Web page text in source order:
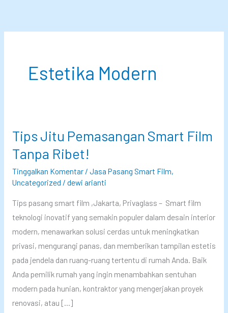
konten
Estetika Modern
Tips Jitu Pemasangan Smart Film
Tanpa Ribet!
Tinggalkan Komentar / Jasa Pasang Smart Film,
Uncategorized / dewi arianti
Tips pasang smart film ,Jakarta, Privaglass – Smart film
teknologi inovatif yang semakin populer dalam desain interior
modern, menawarkan solusi cerdas untuk meningkatkan
privasi, mengurangi panas, dan memberikan tampilan estetis
pada jendela dan ruang-ruang tertentu di rumah Anda. Baik
Anda pemilik rumah yang ingin menambahkan sentuhan
modern pada hunian, kontraktor yang mengerjakan proyek
renovasi, atau […]